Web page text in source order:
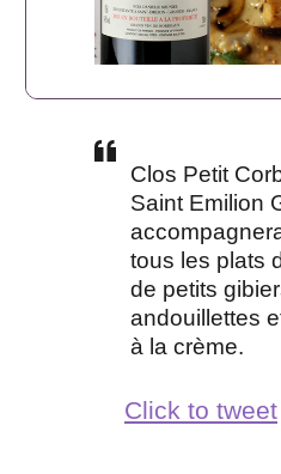
Clos Petit
Saint Emilion
tous les plats
de petits
andouillettes
à la crème.
Click to tweet